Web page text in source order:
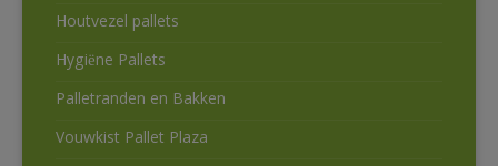
Houtvezel pallets
Hygiëne Pallets
Palletranden en Bakken
Vouwkist Pallet Plaza